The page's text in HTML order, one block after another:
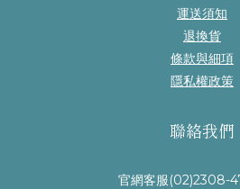
運送須知
退換貨
條款與細項
隱私權政策
聯絡我們
官網客服(02)2308-